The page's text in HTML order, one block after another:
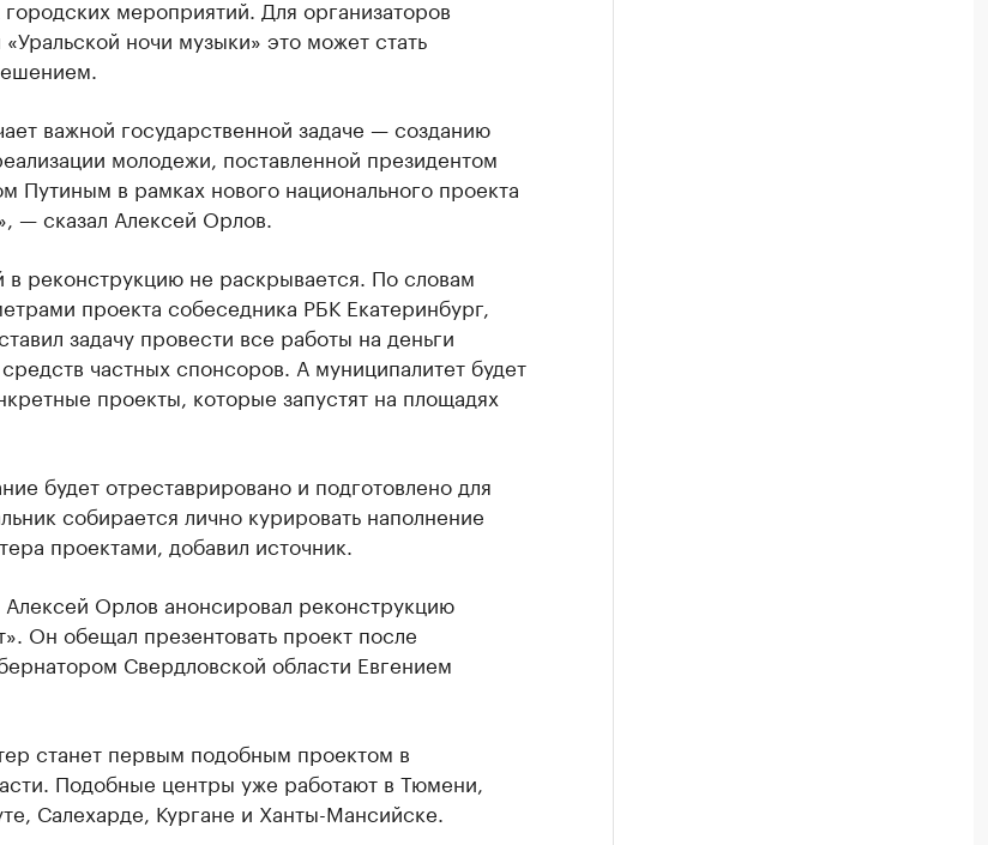
мероприятий. Для организаторов
ночи музыки» это может стать
важной государственной задаче — созданию
молодежи, поставленной президентом
Путиным в рамках нового национального проекта
— сказал Алексей Орлов.
реконструкцию не раскрывается. По словам
проекта собеседника РБК Екатеринбург,
задачу провести все работы на деньги
частных спонсоров. А муниципалитет будет
проекты, которые запустят на площадях
будет отреставрировано и подготовлено для
собирается лично курировать наполнение
проектами, добавил источник.
Орлов анонсировал реконструкцию
Он обещал презентовать проект после
Свердловской области Евгением
станет первым подобным проектом в
Подобные центры уже работают в Тюмени,
Салехарде, Кургане и Ханты-Мансийске.